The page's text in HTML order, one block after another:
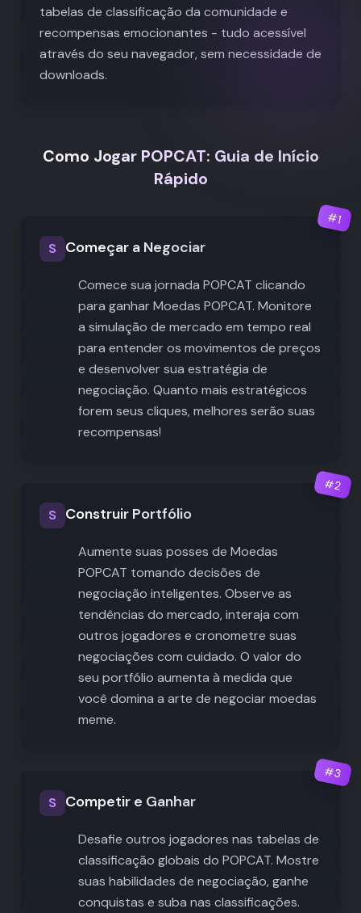
tabelas de classificação da comunidade e
recompensas emocionantes - tudo acessível
através do seu navegador, sem necessidade de
downloads.
Como Jogar POPCAT: Guia de Início
Rápido
#1
S Começar a Negociar
Comece sua jornada POPCAT clicando
para ganhar Moedas POPCAT. Monitore
a simulação de mercado em tempo real
para entender os movimentos de preços
e desenvolver sua estratégia de
negociação. Quanto mais estratégicos
forem seus cliques, melhores serão suas
recompensas!
#2
S Construir Portfólio
Aumente suas posses de Moedas
POPCAT tomando decisões de
negociação inteligentes. Observe as
tendências do mercado, interaja com
outros jogadores e cronometre suas
negociações com cuidado. O valor do
seu portfólio aumenta à medida que
você domina a arte de negociar moedas
meme.
#3
S Competir e Ganhar
Desafie outros jogadores nas tabelas de
classificação globais do POPCAT. Mostre
suas habilidades de negociação, ganhe
conquistas e suba nas classificações.